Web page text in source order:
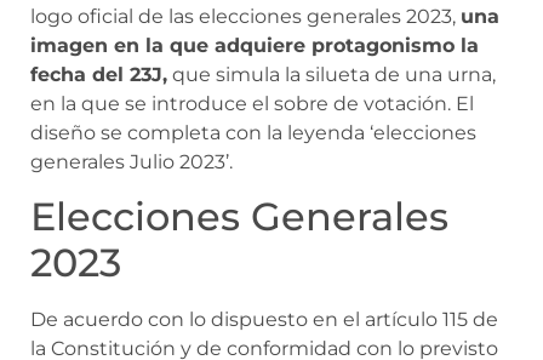
logo oficial de las elecciones generales 2023, una
imagen en la que adquiere protagonismo la
fecha del 23J, que simula la silueta de una urna,
en la que se introduce el sobre de votación. El
diseño se completa con la leyenda ‘elecciones
generales Julio 2023’.
Elecciones Generales
2023
De acuerdo con lo dispuesto en el artículo 115 de
la Constitución y de conformidad con lo previsto